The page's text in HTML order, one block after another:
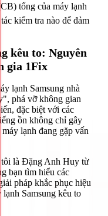
tổng của máy lạnh
kiểm tra nào để đảm
kêu to: Nguyên
gia 1Fix
lạnh Samsung nhà
phá vỡ không gian
đặc biệt với các
ồn không chỉ gây
lạnh đang gặp vấn
tôi là Đặng Anh Huy từ
bạn tìm hiểu các
pháp khắc phục hiệu
lạnh Samsung kêu to